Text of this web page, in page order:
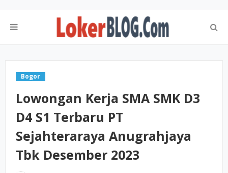
Bogor
Lowongan Kerja SMA SMK D3
D4 S1 Terbaru PT
Sejahteraraya Anugrahjaya
Tbk Desember 2023